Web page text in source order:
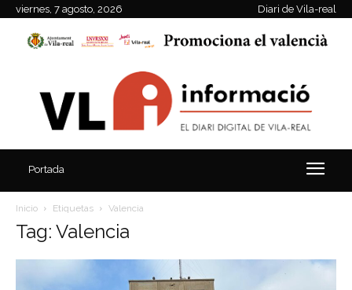
viernes, 7 agosto, 2026 Diari de Vila-real
Portada
Inicio Etiquetas Valencia
Tag: Valencia